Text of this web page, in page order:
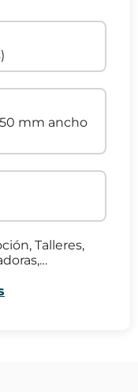
mm ancho
Talleres,